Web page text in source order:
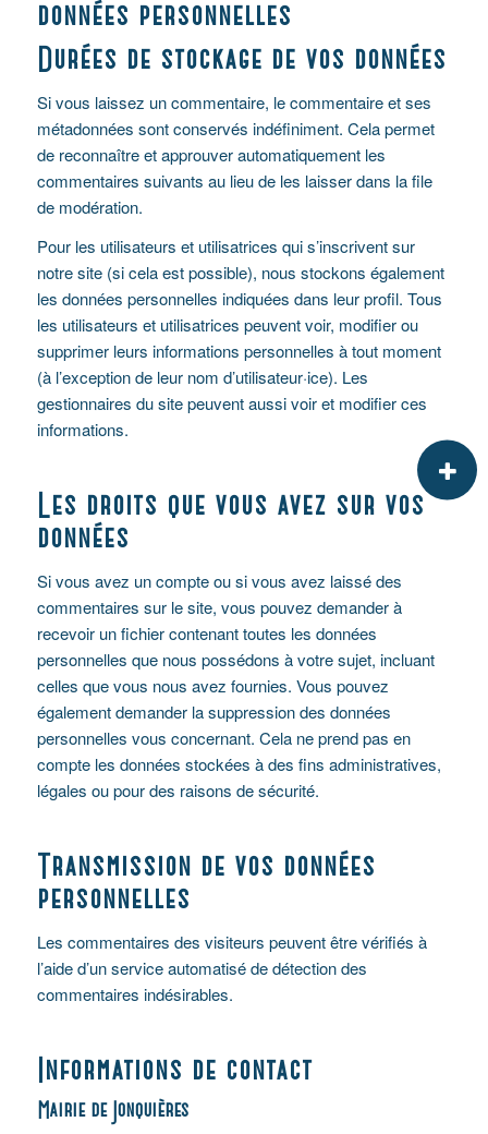
données personnelles
Durées de stockage de vos données
Si vous laissez un commentaire, le commentaire et ses
métadonnées sont conservés indéfiniment. Cela permet
de reconnaître et approuver automatiquement les
commentaires suivants au lieu de les laisser dans la file
de modération.
Pour les utilisateurs et utilisatrices qui s’inscrivent sur
notre site (si cela est possible), nous stockons également
les données personnelles indiquées dans leur profil. Tous
les utilisateurs et utilisatrices peuvent voir, modifier ou
supprimer leurs informations personnelles à tout moment
(à l’exception de leur nom d’utilisateur·ice). Les
gestionnaires du site peuvent aussi voir et modifier ces
informations.
Les droits que vous avez sur vos
données
Si vous avez un compte ou si vous avez laissé des
commentaires sur le site, vous pouvez demander à
recevoir un fichier contenant toutes les données
personnelles que nous possédons à votre sujet, incluant
celles que vous nous avez fournies. Vous pouvez
également demander la suppression des données
personnelles vous concernant. Cela ne prend pas en
compte les données stockées à des fins administratives,
légales ou pour des raisons de sécurité.
Transmission de vos données
personnelles
Les commentaires des visiteurs peuvent être vérifiés à
l’aide d’un service automatisé de détection des
commentaires indésirables.
Informations de contact
Mairie de Jonquières